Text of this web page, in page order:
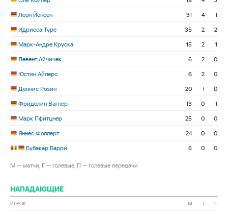
Леон Йенсен
31 4
1
Идрисса Туре
35 2
2
Марк-Андре Круcка
15 2
1
Левент Айчичек
6 2
0
Юстин Айлерс
6 2
0
Деннис Розин
20 1
0
Фридолин Вагнер
13 0
1
Марк Пфитцнер
25 0
0
Яннес Фоллерт
24 0
0
Бубакар Барри
6 0 0
М — матчи, Г — голевые, П — голевые передачи
НАПАДАЮЩИЕ
ИГРОК М Г П